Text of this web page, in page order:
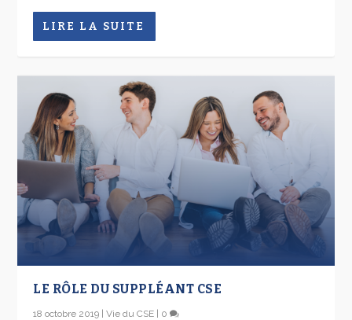
LIRE LA SUITE
LE RÔLE DU SUPPLÉANT CSE
18 octobre 2019 |Vie du CSE | 0